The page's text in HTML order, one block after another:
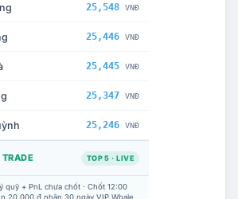
25,548 VNĐ
25,446 VNĐ
25,445 VNĐ
25,347 VNĐ
25,246 VNĐ
TRADE TOP 5 · LIVE
quỹ + PnL chưa chốt · Chốt 12:00
20.000 đ nhận 30 ngày VIP Whale.